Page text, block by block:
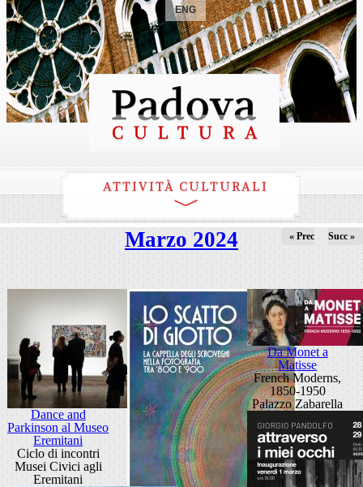
ENG
ATTIVITÀ CULTURALI
Marzo 2024 « Prec Succ »
Dance and
Parkinson al Museo
Eremitani
Ciclo di incontri
Musei Civici agli
Eremitani
Da Monet a
Matisse
French Moderns,
1850-1950
Palazzo Zabarella